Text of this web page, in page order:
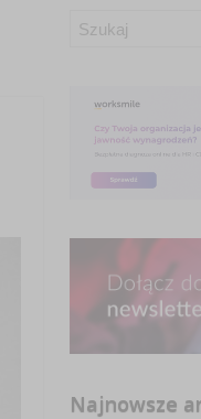
Najnowsze